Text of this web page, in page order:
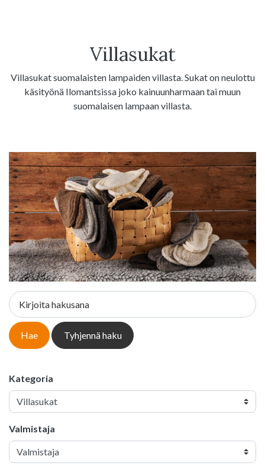
Villasukat
Villasukat suomalaisten lampaiden villasta. Sukat on neulottu
käsityönä Ilomantsissa joko kainuunharmaan tai muun
suomalaisen lampaan villasta.
Kirjoita hakusana
Hae Tyhjennä haku
Kategoria
Valmistaja